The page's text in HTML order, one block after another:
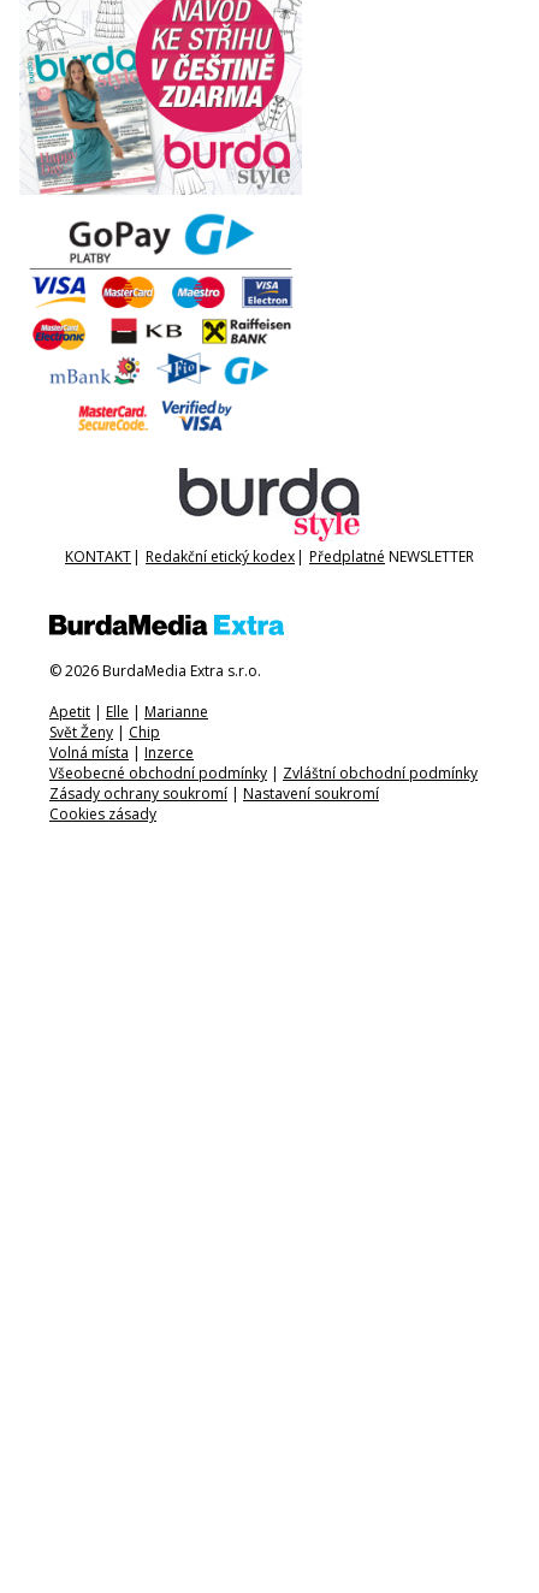
KONTAKT| Redakční etický kodex| Předplatné NEWSLETTER
© 2026 BurdaMedia Extra s.r.o.
Apetit | Elle | Marianne
Svět Ženy | Chip
Volná místa | Inzerce
Všeobecné obchodní podmínky | Zvláštní obchodní podmínky
Zásady ochrany soukromí | Nastavení soukromí
Cookies zásady